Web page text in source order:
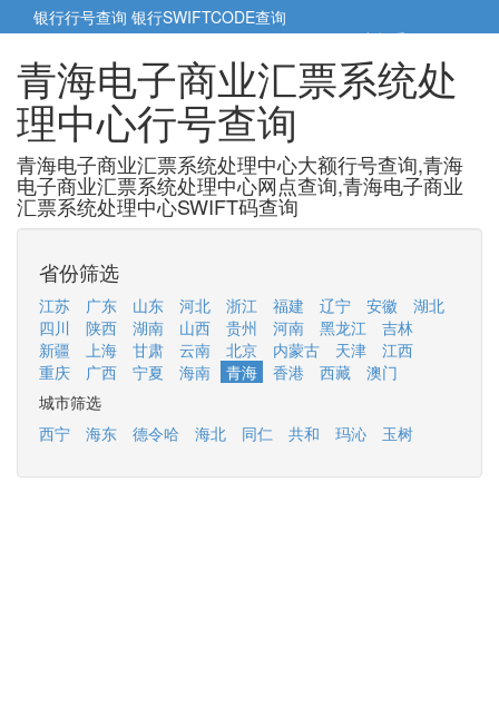
银行行号查询 银行SWIFTCODE查询
5cm小帮手5cm.cn
青海电子商业汇票系统处
理中心行号查询
青海电子商业汇票系统处理中心大额行号查询,青海
电子商业汇票系统处理中心网点查询,青海电子商业
汇票系统处理中心SWIFT码查询
省份筛选
江苏 广东 山东 河北 浙江 福建 辽宁 安徽
湖北
四川
陕西 湖南 山西 贵州 河南 黑龙江
吉林
新疆
上海 甘肃 云南 北京 内蒙古 天津
江西
重庆
广西 宁夏 海南 青海 香港 西藏
澳门
城市筛选
西宁
海东 德令哈 海北 同仁 共和 玛沁 玉树